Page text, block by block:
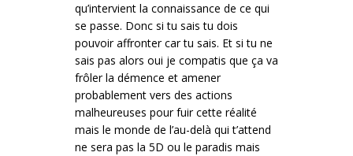
qu’intervient la connaissance de ce qui
se passe. Donc si tu sais tu dois
pouvoir affronter car tu sais. Et si tu ne
sais pas alors oui je compatis que ça va
frôler la démence et amener
probablement vers des actions
malheureuses pour fuir cette réalité
mais le monde de l’au-delà qui t’attend
ne sera pas la 5D ou le paradis mais